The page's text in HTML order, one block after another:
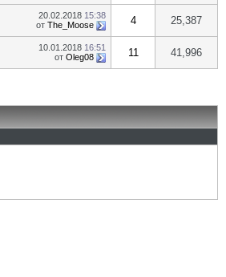
20.02.2018 15:38
от The_Moose 4 25,387
10.01.2018 16:51
от Oleg08 11 41,996